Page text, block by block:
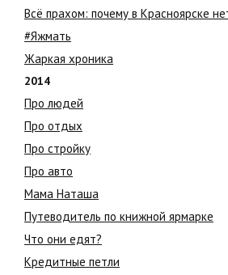
Всё прахом: почему в Красноярске
#Яжмать
Жаркая хроника
2014
Про людей
Про отдых
Про стройку
Про авто
Мама Наташа
Путеводитель по книжной ярмарке
Что они едят?
Кредитные петли